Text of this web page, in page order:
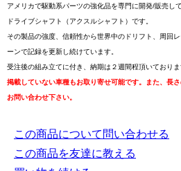
アメリカで駆動系パーツの強化品を専門に開発/販売し
ドライブシャフト（アクスルシャフト）です。
その製品の強度、信頼性から世界中のドリフト、周回
ーンで記録を更新し続けています。
受注後の組み立てに付き、納期は２週間程頂いておりま
掲載していない車種もお取り寄せ可能です。また、長
お問い合わせ下さい。
この商品について問い合わせる
この商品を友達に教える